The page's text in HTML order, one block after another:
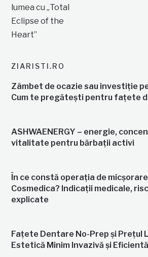
ZIARISTI.RO
Zâmbet de ocazie sau investiție
Cum te pregătești pentru fațete
ASHWAENERGY – energie,
vitalitate pentru bărbații activi
În ce constă operația de
Cosmedica? Indicații medicale,
explicate
Fațete Dentare No-Prep și Prețul
Estetică Minim Invazivă și Eficientă